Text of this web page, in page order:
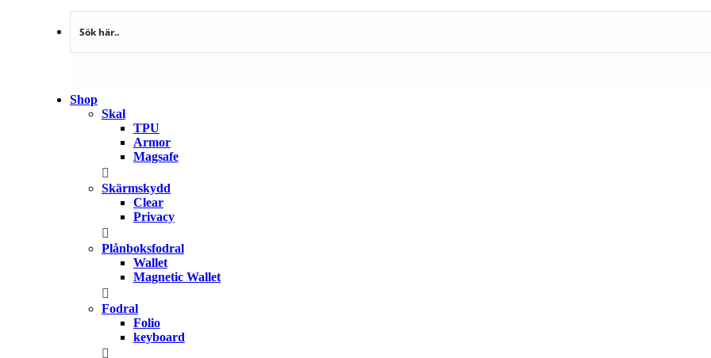
Shop
Skal
TPU
Armor
Magsafe
Skärmskydd
Clear
Privacy
Plånboksfodral
Wallet
Magnetic Wallet
Fodral
Folio
keyboard